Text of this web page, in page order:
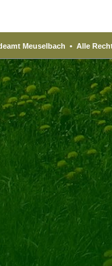
Meuselbach • Alle